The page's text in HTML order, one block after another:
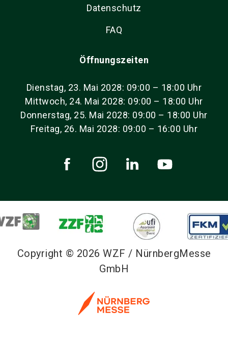
Datenschutz
FAQ
Öffnungszeiten
Dienstag, 23. Mai 2028: 09:00 – 18:00 Uhr
Mittwoch, 24. Mai 2028: 09:00 – 18:00 Uhr
Donnerstag, 25. Mai 2028: 09:00 – 18:00 Uhr
Freitag, 26. Mai 2028: 09:00 – 16:00 Uhr
Copyright © 2026 WZF / NürnbergMesse
GmbH